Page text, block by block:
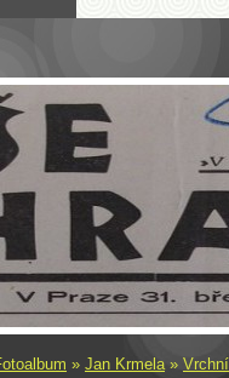
» Jan Krmela»